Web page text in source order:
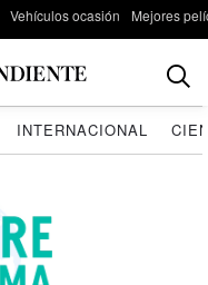
Vehículos ocasión Mejores
INTERNACIONAL